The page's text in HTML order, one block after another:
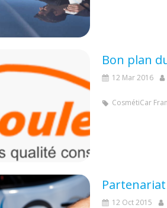
Bon plan
12 Mar 2016
CosmétiCar
12 Oct 2015